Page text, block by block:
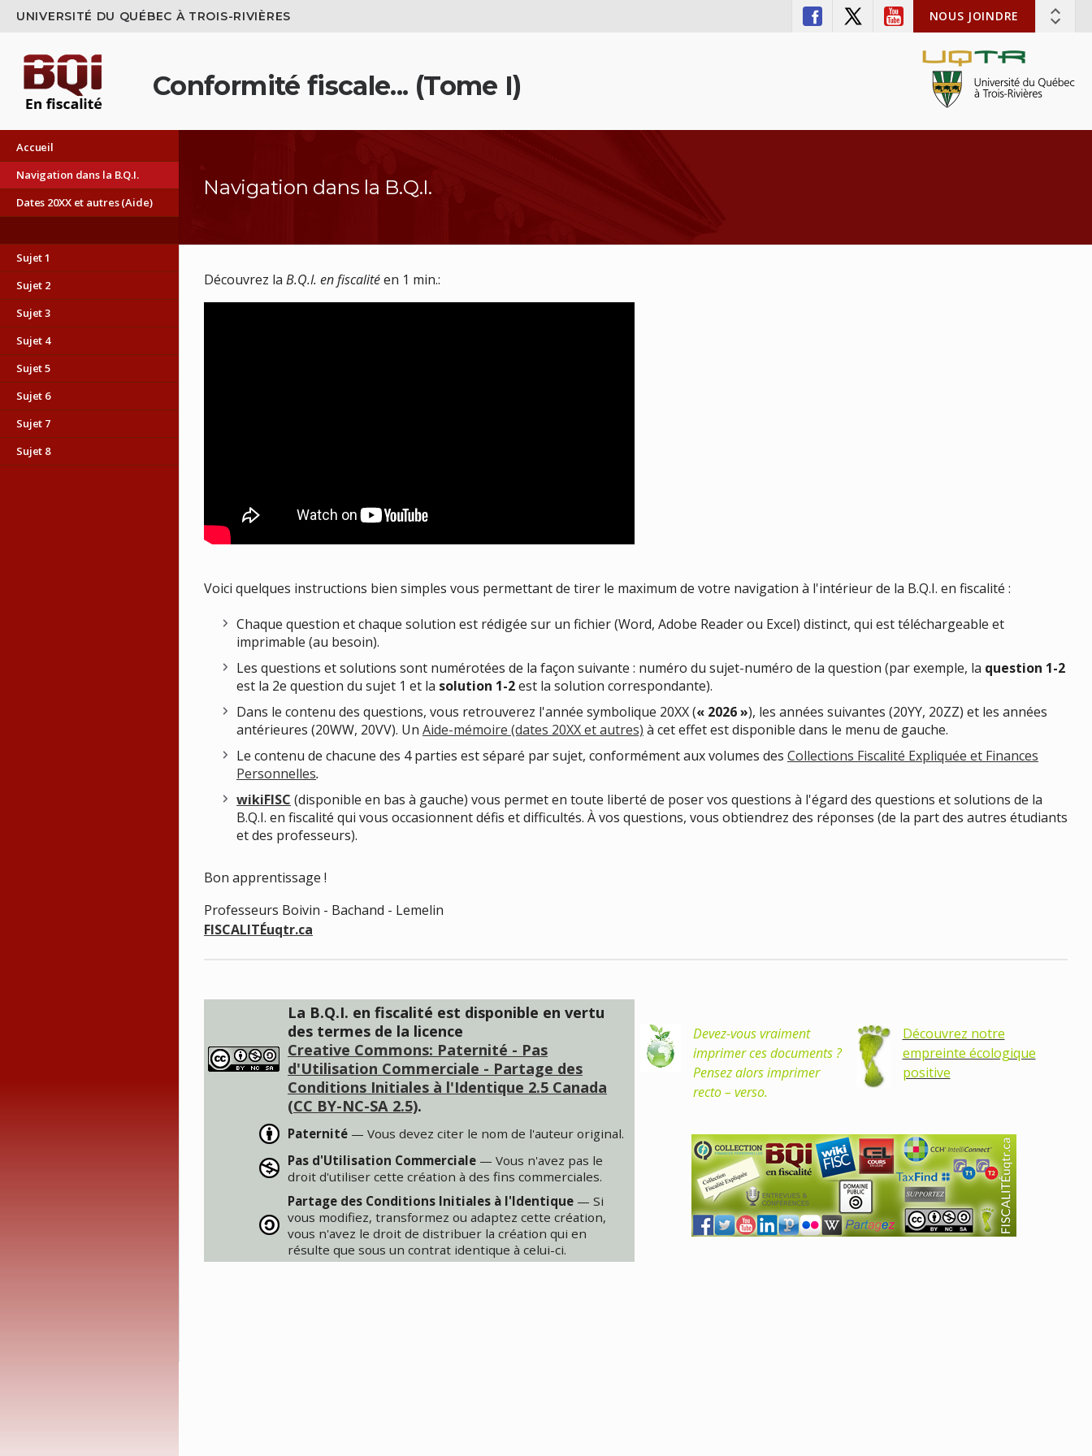
UNIVERSITÉ DU QUÉBEC À TROIS-RIVIÈRES NOUS JOINDRE
Conformité fiscale... (Tome I)
Accueil
Navigation dans la B.Q.I.
Dates 20XX et autres (Aide)
Sujet 1
Sujet 2
Sujet 3
Sujet 4
Sujet 5
Sujet 6
Sujet 7
Sujet 8
Navigation dans la B.Q.I.
Découvrez la B.Q.I. en fiscalitéen 1 min.:
Voici quelques instructions bien simples vous permettant de tirer le maximum de votre navigation à l'intérieur de la B.Q.I. en fiscalité :
Chaque question et chaque solution est rédigée sur un fichier (Word, Adobe Reader ou Excel) distinct, qui est téléchargeable et
imprimable (au besoin).
Les questions et solutions sont numérotées de la façon suivante : numéro du sujet-numéro de la question (par exemple, la question 1-2
est la 2e question du sujet 1 et la solution 1-2est la solution correspondante).
Dans le contenu des questions, vous retrouverez l'année symbolique 20XX (« 2026 »), les années suivantes (20YY, 20ZZ) et les années
antérieures (20WW, 20VV). Un Aide-mémoire (dates 20XX et autres) à cet effet est disponible dans le menu de gauche.
Le contenu de chacune des 4 parties est séparé par sujet, conformément aux volumes des Collections Fiscalité Expliquée et Finances
Personnelles.
wikiFISC (disponible en bas à gauche) vous permet en toute liberté de poser vos questions à l'égard des questions et solutions de la
B.Q.I. en fiscalité qui vous occasionnent défis et difficultés. À vos questions, vous obtiendrez des réponses (de la part des autres étudiants
et des professeurs).
Bon apprentissage !
Professeurs Boivin - Bachand - Lemelin
FISCALITÉuqtr.ca
La B.Q.I. en fiscalité est disponible en vertu
des termes de la licence
Creative Commons: Paternité - Pas
d'Utilisation Commerciale - Partage des
Conditions Initiales à l'Identique 2.5 Canada
(CC BY-NC-SA 2.5).
Paternité — Vous devez citer le nom de l'auteur original.
Pas d'Utilisation Commerciale — Vous n'avez pas le
droit d'utiliser cette création à des fins commerciales.
Partage des Conditions Initiales à l'Identique — Si
vous modifiez, transformez ou adaptez cette création,
vous n'avez le droit de distribuer la création qui en
résulte que sous un contrat identique à celui-ci.
Devez-vous vraiment
imprimer ces documents ?
Pensez alors imprimer
recto – verso.
Découvrez notre
empreinte écologique
positive